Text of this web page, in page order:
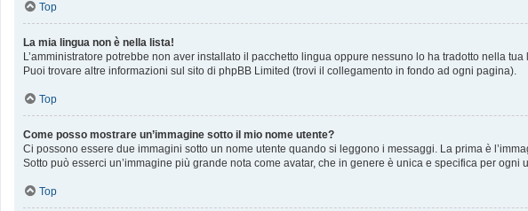
Top
La mia lingua non è nella lista!
L’amministratore potrebbe non aver installato il pacchetto lingua oppure nessuno lo ha tradotto nella
Puoi trovare altre informazioni sul sito di phpBB Limited (trovi il collegamento in fondo ad ogni pagina).
Top
Come posso mostrare un’immagine sotto il mio nome utente?
Ci possono essere due immagini sotto un nome utente quando si leggono i messaggi. La prima è
Sotto può esserci un’immagine più grande nota come avatar, che in genere è unica e specifica per ogni
Top